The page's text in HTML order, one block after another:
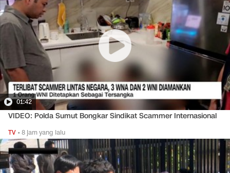
01:42
VIDEO: Polda Sumut Bongkar Sindikat Scammer Internasional
TV •8 jam yang lalu